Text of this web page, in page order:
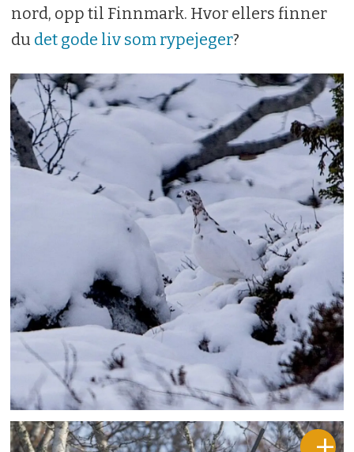
nord, opp til Finnmark. Hvor ellers finner
du det gode liv som rypejeger?